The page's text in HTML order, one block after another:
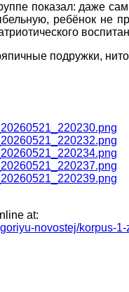
показал: даже
ребёнок не
подружки,
at:
novostej/korpus-